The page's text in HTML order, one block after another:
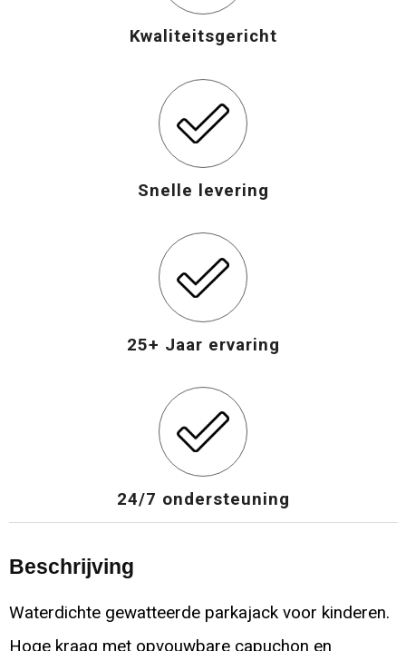
Kwaliteitsgericht
Snelle levering
25+ Jaar ervaring
24/7 ondersteuning
Beschrijving
Waterdichte gewatteerde parkajack voor kinderen.
Hoge kraag met opvouwbare capuchon en